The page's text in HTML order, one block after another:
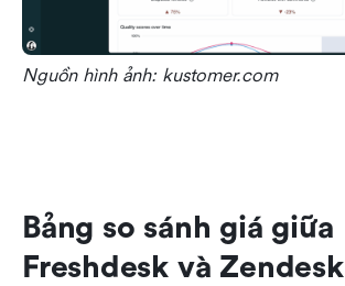
Nguồn hình ảnh: kustomer.com
Bảng so sánh giá giữa
Freshdesk và Zendesk